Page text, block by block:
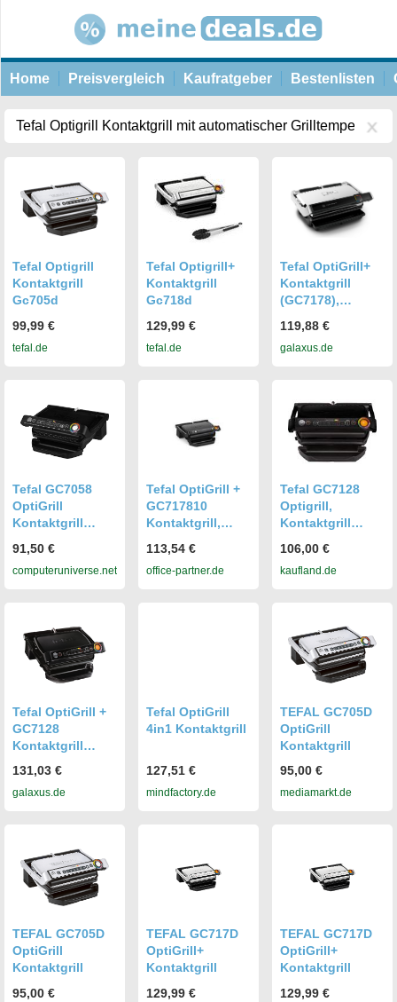
Home Preisvergleich Kaufratgeber Bestenlisten
Tefal Optigrill
Kontaktgrill
Gc705d
99,99 €
tefal.de
Tefal Optigrill+
Kontaktgrill
Gc718d
129,99 €
tefal.de
Tefal OptiGrill+
Kontaktgrill
(GC7178),
(GC717810)
119,88 €
galaxus.de
Tefal GC7058
OptiGrill
Kontaktgrill
91,50 €
computeruniverse.net
Tefal OptiGrill +
GC717810
Kontaktgrill,
113,54 €
office-partner.de
Tefal GC7128
Optigrill,
Kontaktgrill
Elektrogrill
106,00 €
kaufland.de
Tefal OptiGrill +
GC7128
Kontaktgrill
131,03 €
galaxus.de
Tefal OptiGrill
4in1 Kontaktgrill
127,51 €
mindfactory.de
TEFAL GC705D
OptiGrill
Kontaktgrill
95,00 €
mediamarkt.de
TEFAL GC705D
OptiGrill
Kontaktgrill
95,00 €
TEFAL GC717D
OptiGrill+
Kontaktgrill
129,99 €
TEFAL GC717D
OptiGrill+
Kontaktgrill
129,99 €